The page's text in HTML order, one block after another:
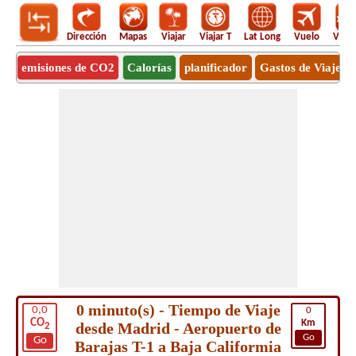
Dirección Mapas Viajar Viajar T Lat Long Vuelo
emisiones de CO2 Calorías planificador Gastos de Viaje
0,0
CO2
Go
0
Km
Go
0 minuto(s) - Tiempo de Viaje
desde Madrid - Aeropuerto de
Barajas T-1 a Baja Califormia